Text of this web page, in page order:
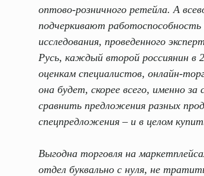
оптово-розничного ретейла. А
подчеркивают
исследования, проведенного
Русь, каждый второй россиянин в
оценкам специалистов, онлайн-
она будет, скорее всего, именно
сравнить предложения разных
спецпредложения – и в целом
Выгодна торговля на
отдел буквально с нуля, не
Соглашаюсь с политикой конфиденциальности
Обсудить проект